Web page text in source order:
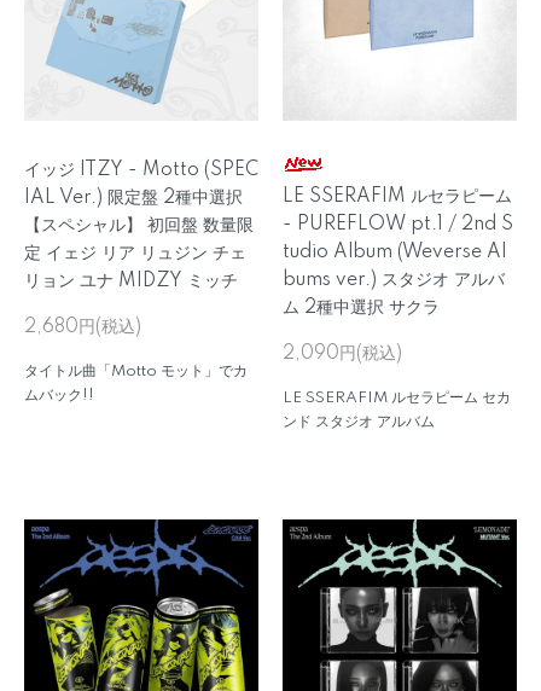
イッジ ITZY - Motto (SPEC
IAL Ver.) 限定盤 2種中選択
【スペシャル】 初回盤 数量限
定 イェジ リア リュジン チェ
リョン ユナ MIDZY ミッチ
2,680円(税込)
タイトル曲「Motto モット」でカ
ムバック!!
LE SSERAFIM ルセラピーム
- PUREFLOW pt.1 / 2nd S
tudio Album (Weverse Al
bums ver.) スタジオ アルバ
ム 2種中選択 サクラ
2,090円(税込)
LE SSERAFIM ルセラピーム セカ
ンド スタジオ アルバム